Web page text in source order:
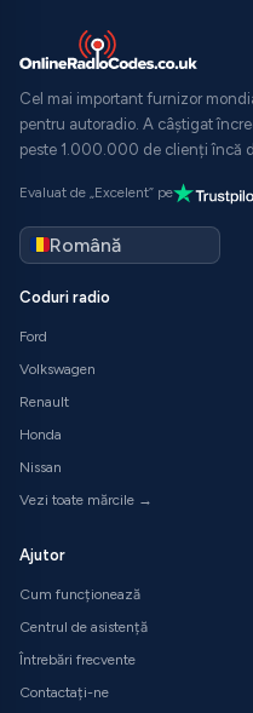
Cel mai important furnizor
pentru autoradio. A câștigat
peste 1.000.000 de clienți încă
Evaluat de „Excelent” pe
Coduri radio
Ford
Volkswagen
Renault
Honda
Nissan
Vezi toate mărcile →
Ajutor
Cum funcționează
Centrul de asistență
Întrebări frecvente
Contactați-ne